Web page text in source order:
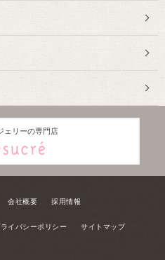
ェリーの専門店
会社概要 採用情報
イバシーポリシー サイトマップ